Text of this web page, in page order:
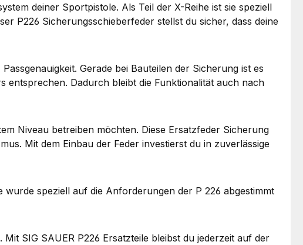
deiner Sportpistole. Als Teil der X-Reihe ist sie speziell
P226 Sicherungsschieberfeder stellst du sicher, dass deine
Gerade bei Bauteilen der Sicherung ist es
entsprechen. Dadurch bleibt die Funktionalität auch nach
Niveau betreiben möchten. Diese Ersatzfeder Sicherung
Mit dem Einbau der Feder investierst du in zuverlässige
speziell auf die Anforderungen der P 226 abgestimmt
SIG SAUER P226 Ersatzteile bleibst du jederzeit auf der